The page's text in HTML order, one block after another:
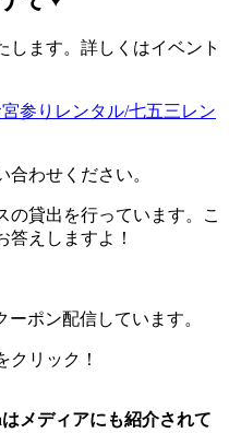
します。詳しくはイベント
参りレンタル/七五三レン
わせください。
の貸出を行っています。こ
答えしますよ！
ポン配信しています。
クリック！
メディアにも紹介されて